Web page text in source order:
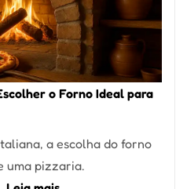
o Forno Ideal para
a escolha do forno
uma pizzaria.